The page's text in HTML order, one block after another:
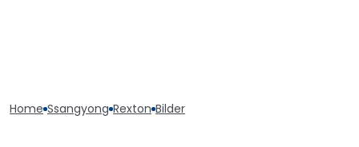
Home Ssangyong Rexton Bilder